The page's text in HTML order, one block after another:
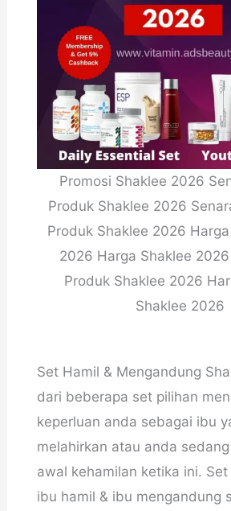
Promosi Shaklee 2026
Produk Shaklee 2026
Produk Shaklee 2026
2026 Harga Shaklee
Produk Shaklee 2026
Shaklee 2026
Set Hamil & Mengandung
dari beberapa set pilihan
keperluan anda sebagai ibu
melahirkan atau anda
awal kehamilan ketika ini.
ibu hamil & ibu mengandung